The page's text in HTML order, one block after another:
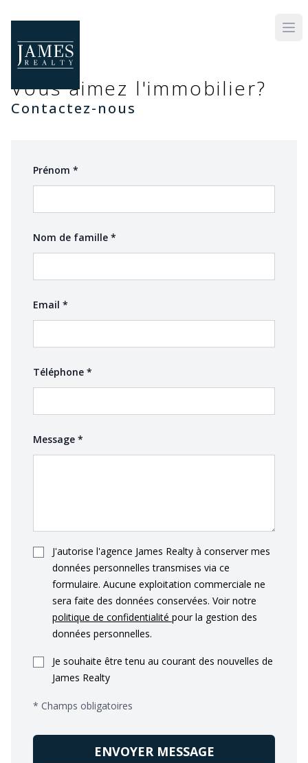
Vous aimez l'immobilier?
Contactez-nous
Prénom *
Nom de famille *
Email *
Téléphone *
Message *
J'autorise l'agence James Realty à conserver mes
données personnelles transmises via ce
formulaire. Aucune exploitation commerciale ne
sera faite des données conservées. Voir notre
politique de confidentialité pour la gestion des
données personnelles.
Je souhaite être tenu au courant des nouvelles de
James Realty
* Champs obligatoires
ENVOYER MESSAGE